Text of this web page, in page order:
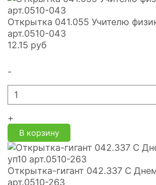
Открытка 041.055 Учителю
арт.0510-043
12.15 руб
-
+
В корзину
Открытка-гигант 042.337 С
арт.0510-263